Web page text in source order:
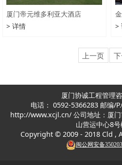
厦门帝元维多利亚大酒店
> 详情
>
上一页
厦门协诚工程管理
电话： 0592-5366283 邮编/
http://www.xcjl.cn/ 公司地址：厦门
山营运中心8
Copyright © 2009 - 2018 Cld ,
闽公网安备